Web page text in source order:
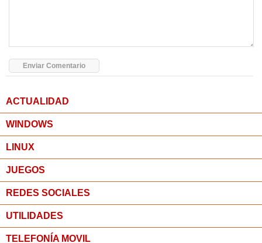
ACTUALIDAD
WINDOWS
LINUX
JUEGOS
REDES SOCIALES
UTILIDADES
TELEFONÍA MOVIL